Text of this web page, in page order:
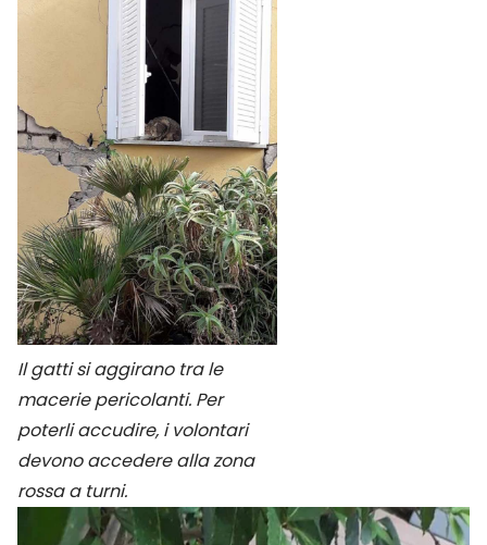
Il gatti si aggirano tra le
macerie pericolanti. Per
poterli accudire, i volontari
devono accedere alla zona
rossa a turni.